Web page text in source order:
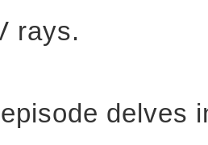
rays.
delves